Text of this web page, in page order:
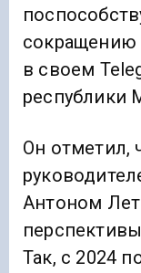
сокращению
в своем
республики
Он отметил,
Антоном
Так, с 2024